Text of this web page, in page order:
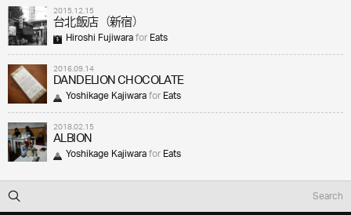
2015.12.15
台北飯店（新宿）
Hiroshi FujiwaraforEats
2016.09.14
DANDELION CHOCOLATE
Yoshikage KajiwaraforEats
2018.02.15
ALBION
Yoshikage KajiwaraforEats